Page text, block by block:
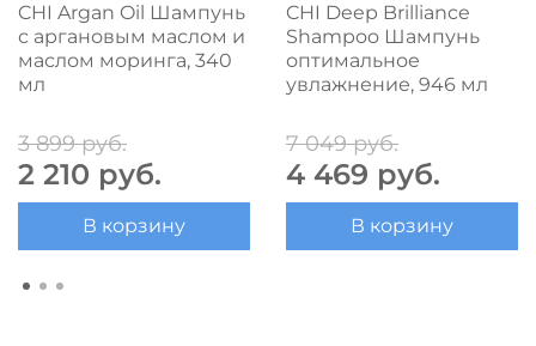
CHI Argan Oil Шампунь
с аргановым маслом и
маслом моринга, 340
мл
3 899 руб.
2 210 руб.
В корзину
CHI Deep Brilliance
Shampoo Шампунь
оптимальное
увлажнение, 946 мл
7 049 руб.
4 469 руб.
В корзину